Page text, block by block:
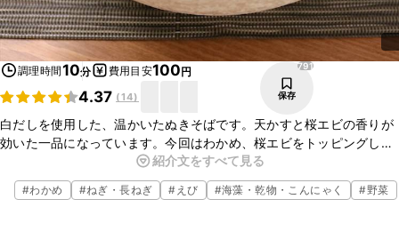
調理時間10分 費用目安100円
4.37 (14)
791
保存
白だしを使用した、温かいたぬきそばです。天かすと桜エビの香りが
効いた一品になっています。今回はわかめ、桜エビをトッピングして
いますが、天かすと長ねぎのみのシンプルなたぬきそばでも、美味し
く召し上がれますので、是非お試しください。
紹介文をすべて見る
#わかめ #ねぎ・長ねぎ # えび #海藻・乾物・こんにゃく #野菜